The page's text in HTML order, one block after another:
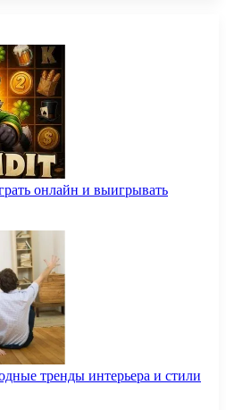
онлайн и выигрывать
тренды интерьера и стили